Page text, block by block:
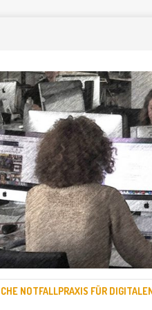
NOTFALLPRAXIS FÜR